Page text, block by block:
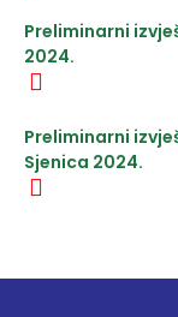
Preliminarni
2024.
Preliminarni
Sjenica 2024.